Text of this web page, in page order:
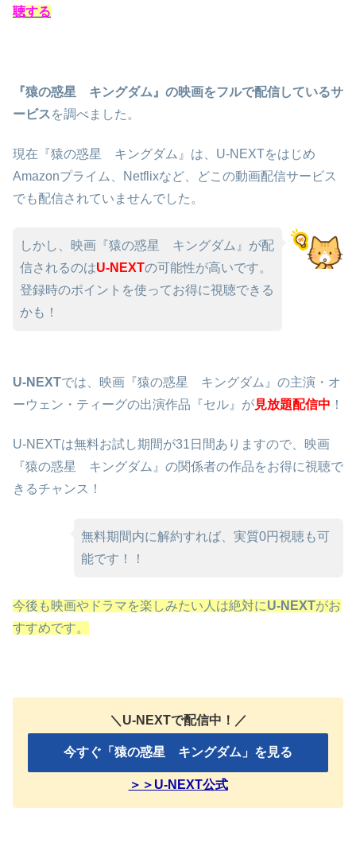
聴する
『猿の惑星 キングダム』の映画をフルで配信しているサ
ービスを調べました。
現在『猿の惑星 キングダム』は、U-NEXTをはじめ
Amazonプライム、Netflixなど、どこの動画配信サービス
でも配信されていませんでした。
しかし、映画『猿の惑星 キングダム』が配
信されるのはU-NEXTの可能性が高いです。
登録時のポイントを使ってお得に視聴できる
かも！
U-NEXTでは、映画『猿の惑星 キングダム』の主演・オ
ーウェン・ティーグの出演作品『セル』が見放題配信中 ！
U-NEXTは無料お試し期間が31日間ありますので、映画
『猿の惑星 キングダム』の関係者の作品をお得に視聴で
きるチャンス！
無料期間内に解約すれば、実質0円視聴も可
能です！！
今後も映画やドラマを楽しみたい人は絶対にU-NEXTがお
すすめです。
＼U-NEXTで配信中！／
今すぐ「猿の惑星 キングダム」を見る
＞＞U-NEXT公式